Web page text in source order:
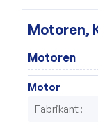
Motoren,
Motoren
Motor
Fabrikant